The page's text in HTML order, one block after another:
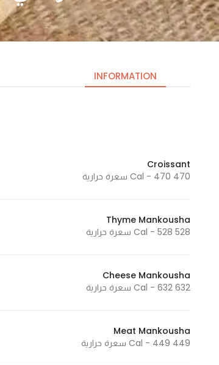
INFORMATION
Croissant
470 Cal - 470 سعرة حرارية
Thyme Mankousha
528 Cal - 528 سعرة حرارية
Cheese Mankousha
632 Cal - 632 سعرة حرارية
Meat Mankousha
449 Cal - 449 سعرة حرارية
cookies
are not
needed
function.
In order for
us to